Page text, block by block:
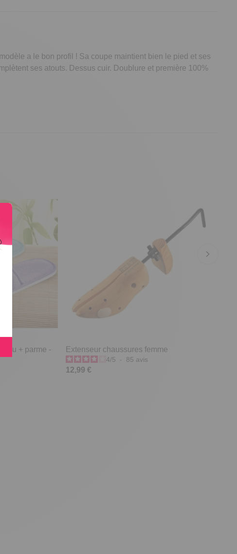
a le bon profil ! Sa coupe maintient bien le pied et ses
ses atouts. Dessus cuir. Doublure et première 100%
+ parme -
Extenseur chaussures femme
4/5 - 85 avis
12,99 €